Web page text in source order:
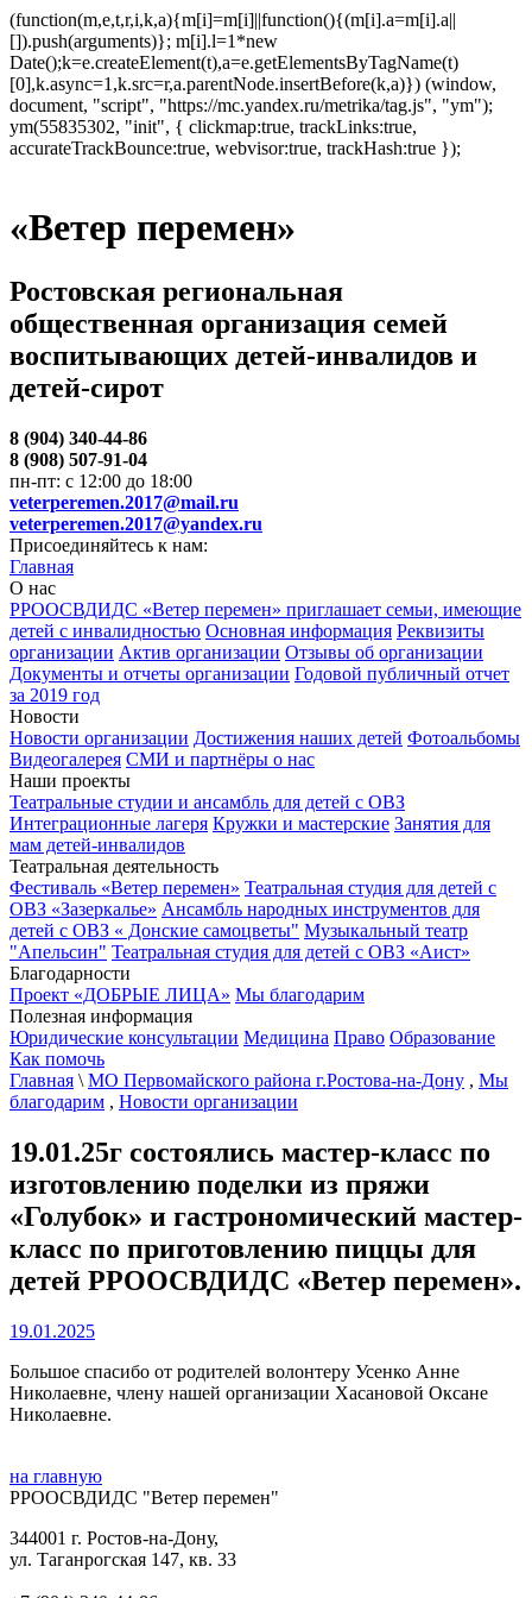
(function(m,e,t,r,i,k,a){m[i]=m[i]||function(){(m[i].a=m[i].a||
[]).push(arguments)}; m[i].l=1*new
Date();k=e.createElement(t),a=e.getElementsByTagName(t)
[0],k.async=1,k.src=r,a.parentNode.insertBefore(k,a)}) (window,
document, "script", "https://mc.yandex.ru/metrika/tag.js", "ym");
ym(55835302, "init", { clickmap:true, trackLinks:true,
accurateTrackBounce:true, webvisor:true, trackHash:true });
«Ветер перемен»
Ростовская региональная
общественная организация семей
воспитывающих детей-инвалидов и
детей-сирот
8 (904) 340-44-86
8 (908) 507-91-04
пн-пт: с 12:00 до 18:00
veterperemen.2017@mail.ru
veterperemen.2017@yandex.ru
Присоединяйтесь к нам:
Главная
О нас
РРООСВДИДС «Ветер перемен» приглашает семьи, имеющие
детей с инвалидностью Основная информация Реквизиты
организации Актив организации Отзывы об организации
Документы и отчеты организации Годовой публичный отчет
за 2019 год
Новости
Новости организации Достижения наших детей Фотоальбомы
Видеогалерея СМИ и партнёры о нас
Наши проекты
Театральные студии и ансамбль для детей с ОВЗ
Интеграционные лагеря Кружки и мастерские Занятия для
мам детей-инвалидов
Театральная деятельность
Фестиваль «Ветер перемен» Театральная студия для детей с
ОВЗ «Зазеркалье» Ансамбль народных инструментов для
детей с ОВЗ « Донские самоцветы" Музыкальный театр
"Апельсин" Театральная студия для детей с ОВЗ «Аист»
Благодарности
Проект «ДОБРЫЕ ЛИЦА» Мы благодарим
Полезная информация
Юридические консультации Медицина Право Образование
Как помочь
Главная \ МО Первомайского района г.Ростова-на-Дону , Мы
благодарим , Новости организации
19.01.25г состоялись мастер-класс по
изготовлению поделки из пряжи
«Голубок» и гастрономический мастер-
класс по приготовлению пиццы для
детей РРООСВДИДС «Ветер перемен».
19.01.2025
Большое спасибо от родителей волонтеру Усенко Анне
Николаевне, члену нашей организации Хасановой Оксане
Николаевне.
на главную
РРООСВДИДС "Ветер перемен"
344001 г. Ростов-на-Дону,
ул. Таганрогская 147, кв. 33‍